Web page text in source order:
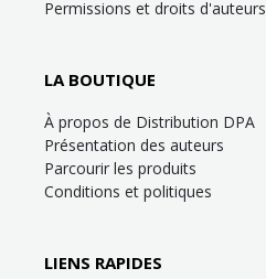
Permissions et droits d'auteurs
LA BOUTIQUE
À propos de Distribution DPA
Présentation des auteurs
Parcourir les produits
Conditions et politiques
LIENS RAPIDES